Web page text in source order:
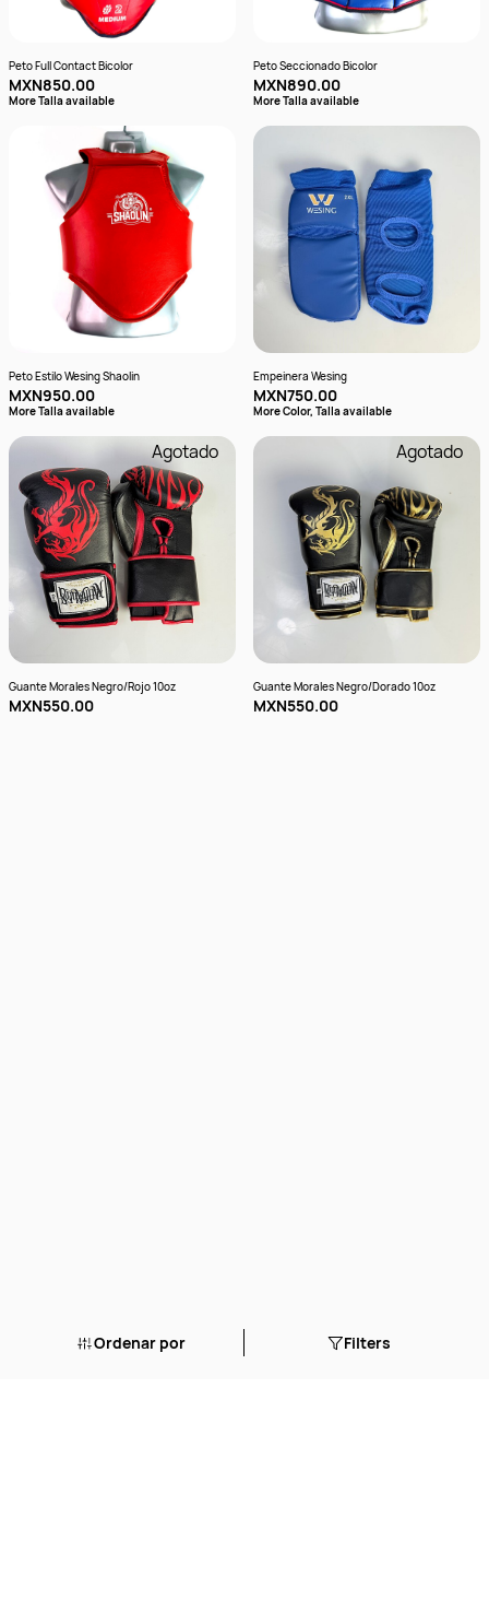
Ordenar por Filters
Peto Full Contact Bicolor
MXN850.00
More Talla available
Peto Seccionado Bicolor
MXN890.00
More Talla available
Peto Estilo Wesing Shaolin
MXN950.00
More Talla available
Empeinera Wesing
MXN750.00
More Color, Talla available
Agotado
Guante Morales Negro/Rojo 10oz
MXN550.00
Agotado
Guante Morales Negro/Dorado 10oz
MXN550.00